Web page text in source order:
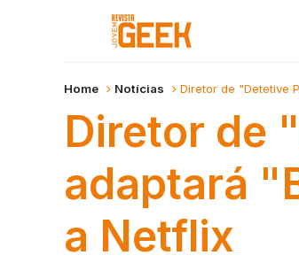
Home Notícias Diretor de "Detetive
Diretor de
adaptará
a Netflix